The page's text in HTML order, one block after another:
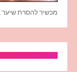
מכשיר להסרת שיער Silkn Flash & Go Freedom IPL